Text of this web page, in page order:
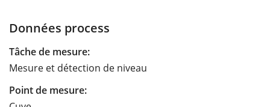
Données process
Tâche de mesure:
Mesure et détection de niveau
Point de mesure: